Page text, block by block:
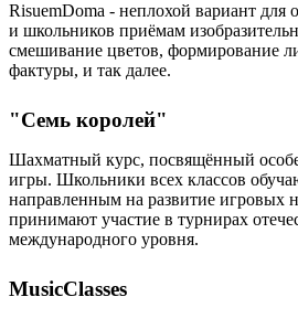
RisuemDoma - неплохой вариант для
и школьников приёмам
смешивание цветов, формирование
фактуры, и так далее.
"Семь королей"
Шахматный курс, посвящённый
игры. Школьники всех классов
направленным на развитие игровых
принимают участие в турнирах
международного уровня.
MusicClasses